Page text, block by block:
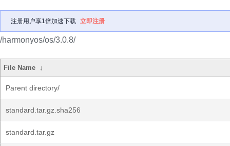
注册用户享1倍加速下载 立即注册
/harmonyos/os/3.0.8/
File Name ↓
Parent directory/
standard.tar.gz.sha256
standard.tar.gz